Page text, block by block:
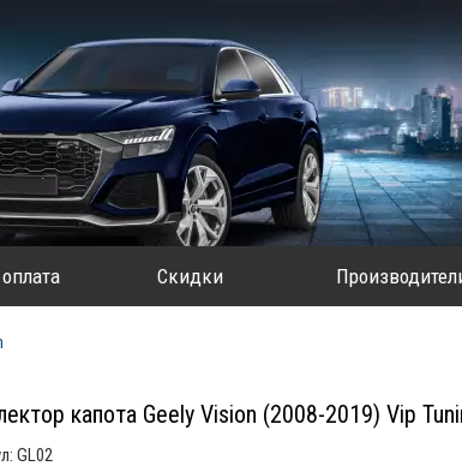
Скидки
капота Geely Vision (2008-2019) Vip
GL02